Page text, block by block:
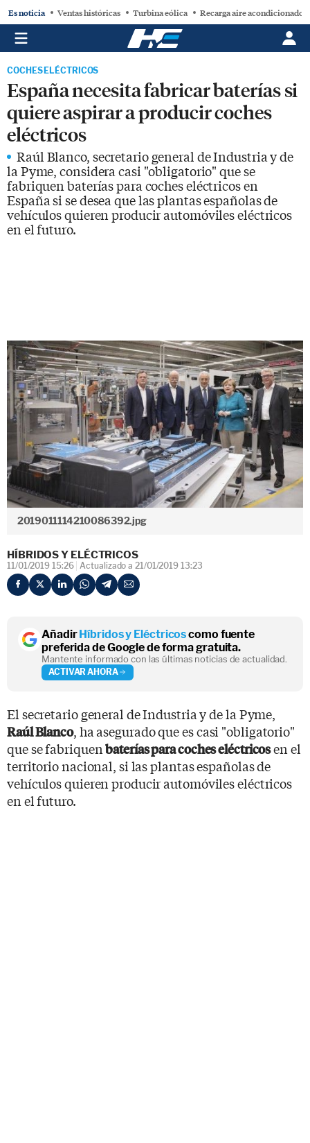
Es noticia Ventas históricas Turbina eólica Recarga aire acondicionado
COCHES ELÉCTRICOS
España necesita fabricar baterías si
quiere aspirar a producir coches
eléctricos
Raúl Blanco, secretario general de Industria y de
la Pyme, considera casi "obligatorio" que se
fabriquen baterías para coches eléctricos en
España si se desea que las plantas españolas de
vehículos quieren producir automóviles eléctricos
en el futuro.
2019011114210086392.jpg
HÍBRIDOS Y ELÉCTRICOS
11/01/2019 15:26 Actualizado a 21/01/2019 13:23
AñadirHíbridos y Eléctricoscomo fuente
preferida de Google de forma gratuita.
Mantente informado con las últimas noticias de actualidad.
ACTIVAR AHORA
El secretario general de Industria y de la Pyme,
Raúl Blanco, ha asegurado que es casi "obligatorio"
que se fabriquenbaterías para coches eléctricosen el
territorio nacional, si las plantas españolas de
vehículos quieren producir automóviles eléctricos
en el futuro.